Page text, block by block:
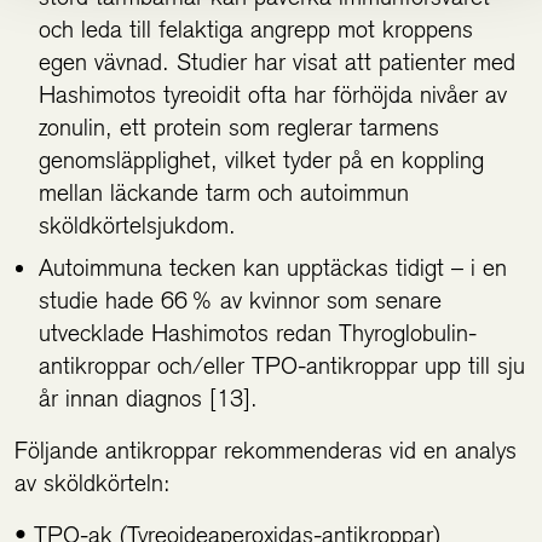
och leda till felaktiga angrepp mot kroppens
egen vävnad. Studier har visat att patienter med
Hashimotos tyreoidit ofta har förhöjda nivåer av
zonulin, ett protein som reglerar tarmens
genomsläpplighet, vilket tyder på en koppling
mellan läckande tarm och autoimmun
sköldkörtelsjukdom.
Autoimmuna tecken kan upptäckas tidigt – i en
studie hade 66 % av kvinnor som senare
utvecklade Hashimotos redan Thyroglobulin-
antikroppar och/eller TPO-antikroppar upp till sju
år innan diagnos [13].
Följande antikroppar rekommenderas vid en analys
av sköldkörteln:
• TPO-ak (Tyreoideaperoxidas-antikroppar)